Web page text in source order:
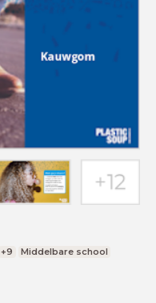
+9
Middelbare school